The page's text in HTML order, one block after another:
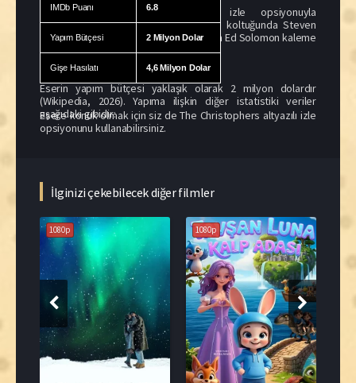
The Cristophers Türkçe dublaj izle opsiyonuyla
seyredebileceğiniz yapımın yönetmen koltuğunda Steven
Soderbergh otururken, senaryosunu da Ed Solomon kaleme
almıştır.
The Christophers Küresel Gişe Verileri
Eserin yapım bütçesi yaklaşık olarak 2 milyon dolardır
(Wikipedia, 2026). Yapıma ilişkin diğer istatistiki veriler
aşağıdaki gibidir:
IMDb Puanı 6.8
Yapım Bütçesi 2 Milyon Dolar
Gişe Hasılatı 4,6 Milyon Dolar
Esere konuk olmak için siz de The Christophers altyazılı izle
opsiyonunu kullanabilirsiniz.
İlginizi çekebilecek diğer filmler
1080p 1080p